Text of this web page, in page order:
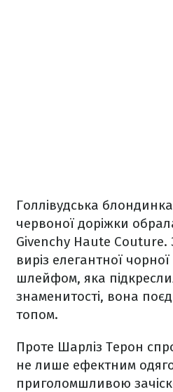
Голлівудська блондинка
червоної доріжки
Givenchy Haute
виріз елегантної чорної
шлейфом, яка
знаменитості, вона
топом.
Проте Шарліз Терон
не лише ефектним
приголомшливою